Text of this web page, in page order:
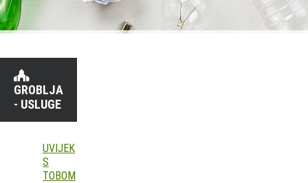
GROBLJA
- USLUGE
UVIJEK
S
TOBOM